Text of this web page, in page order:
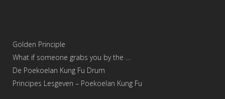
Golden Principle
What if someone grabs you by the …
De Poekoelan Kung Fu Drum
Principes Lesgeven – Poekoelan Kung Fu